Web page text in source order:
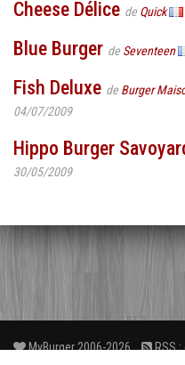
Cheese Délice de Quick
Blue Burger de Seventeen
Fish Deluxe de Burger
04/07/2009
Hippo Burger
30/05/2009
MyBurger 2006-2026 RSS :